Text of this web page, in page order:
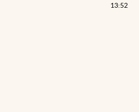
13:52